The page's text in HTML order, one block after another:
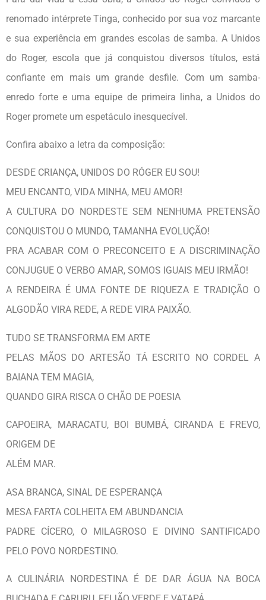
renomado intérprete Tinga, conhecido por sua voz marcante
e sua experiência em grandes escolas de samba. A Unidos
do Roger, escola que já conquistou diversos títulos, está
confiante em mais um grande desfile. Com um samba-
enredo forte e uma equipe de primeira linha, a Unidos do
Roger promete um espetáculo inesquecível.
Confira abaixo a letra da composição:
DESDE CRIANÇA, UNIDOS DO RÓGER EU SOU!
MEU ENCANTO, VIDA MINHA, MEU AMOR!
A CULTURA DO NORDESTE SEM NENHUMA PRETENSÃO
CONQUISTOU O MUNDO, TAMANHA EVOLUÇÃO!
PRA ACABAR COM O PRECONCEITO E A DISCRIMINAÇÃO
CONJUGUE O VERBO AMAR, SOMOS IGUAIS MEU IRMÃO!
A RENDEIRA É UMA FONTE DE RIQUEZA E TRADIÇÃO O
ALGODÃO VIRA REDE, A REDE VIRA PAIXÃO.
TUDO SE TRANSFORMA EM ARTE
PELAS MÃOS DO ARTESÃO TÁ ESCRITO NO CORDEL A
BAIANA TEM MAGIA,
QUANDO GIRA RISCA O CHÃO DE POESIA
CAPOEIRA, MARACATU, BOI BUMBÁ, CIRANDA E FREVO,
ORIGEM DE
ALÉM MAR.
ASA BRANCA, SINAL DE ESPERANÇA
MESA FARTA COLHEITA EM ABUNDANCIA
PADRE CÍCERO, O MILAGROSO E DIVINO SANTIFICADO
PELO POVO NORDESTINO.
A CULINÁRIA NORDESTINA É DE DAR ÁGUA NA BOCA